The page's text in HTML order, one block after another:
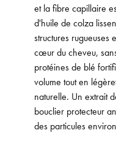
et la fibre capillaire
d'huile de colza
structures rugueuses
cœur du cheveu,
protéines de blé
volume tout en
naturelle. Un extrait
bouclier protecteur
des particules